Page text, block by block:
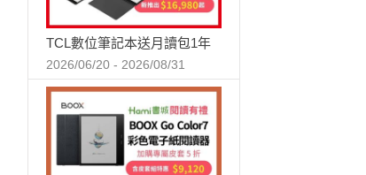
TCL數位筆記本送月讀包1年
2026/06/20 - 2026/08/31